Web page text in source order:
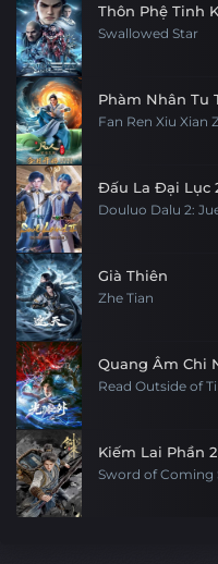
Thôn Phệ Tinh
Swallowed Star
Phàm Nhân Tu
Fan Ren Xiu Xian
Đấu La Đại Lục
Douluo Dalu 2:
Già Thiên
Zhe Tian
Quang Âm Chi
Read Outside of
Kiếm Lai Phần 2
Sword of Coming